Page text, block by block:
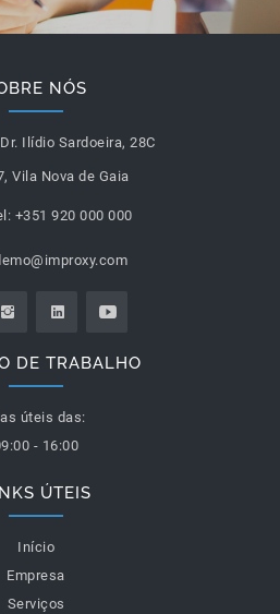
NÓS
Ilídio Sardoeira, 28C
Vila Nova de Gaia
+351 920 000 000
DE TRABALHO
úteis das:
- 16:00
ÚTEIS
Início
Empresa
Serviços